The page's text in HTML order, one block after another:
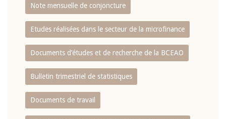
Note mensuelle de conjoncture
Etudes réalisées dans le secteur de la microfinance
Documents d’études et de recherche de la BCEAO
Bulletin trimestriel de statistiques
Documents de travail